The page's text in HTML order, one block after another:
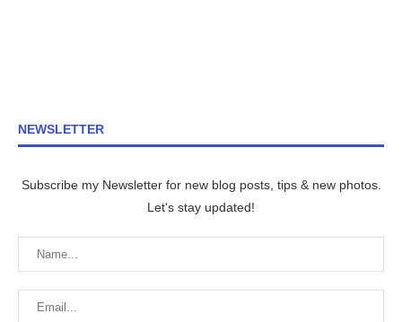
NEWSLETTER
Subscribe my Newsletter for new blog posts, tips & new photos.
Let's stay updated!